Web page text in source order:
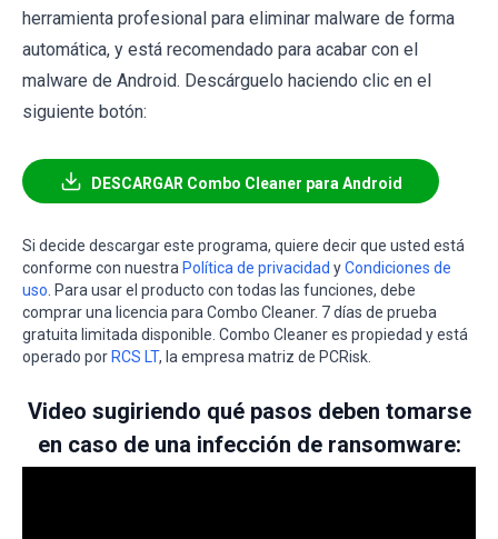
herramienta profesional para eliminar malware de forma
automática, y está recomendado para acabar con el
malware de Android. Descárguelo haciendo clic en el
siguiente botón:
DESCARGAR Combo Cleaner para Android
Si decide descargar este programa, quiere decir que usted está
conforme con nuestra Política de privacidad yCondiciones de
uso. Para usar el producto con todas las funciones, debe
comprar una licencia para Combo Cleaner. 7 días de prueba
gratuita limitada disponible. Combo Cleaner es propiedad y está
operado por RCS LT, la empresa matriz de PCRisk.
Video sugiriendo qué pasos deben tomarse
en caso de una infección de ransomware: